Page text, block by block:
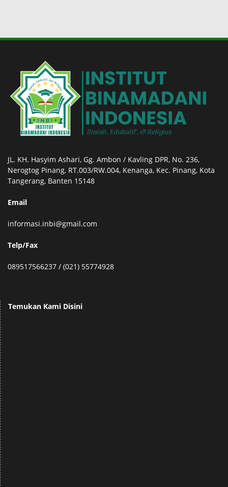
JL. KH. Hasyim Ashari, Gg. Ambon / Kavling DPR, No. 236,
Nerogtog Pinang, RT.003/RW.004, Kenanga, Kec. Pinang, Kota
Tangerang, Banten 15148
Email
informasi.inbi@gmail.com
Telp/Fax
089517566237 / (021) 55774928
Temukan Kami Disini